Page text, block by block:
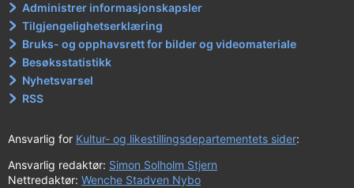
Administrer informasjonskapsler
Tilgjengelighetserklæring
Bruks- og opphavsrett for bilder og videomateriale
Besøksstatistikk
Nyhetsvarsel
RSS
Ansvarlig for Kultur- og likestillingsdepartementets sider:
Ansvarlig redaktør: Simon Solholm Stjern
Nettredaktør: Wenche Stadven Nybo